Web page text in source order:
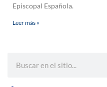
Episcopal Española.
Leer más »